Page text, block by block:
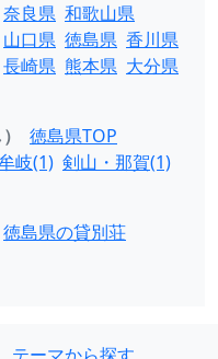
奈良県 和歌山県
山口県 徳島県 香川県
長崎県 熊本県 大分県
徳島県TOP
岐(1) 剣山・那賀(1)
徳島県の貸別荘